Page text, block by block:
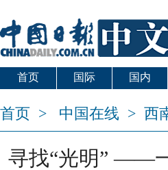
首页 国际 国内
首页 > 中国在线 > 西
寻找“光明” ——